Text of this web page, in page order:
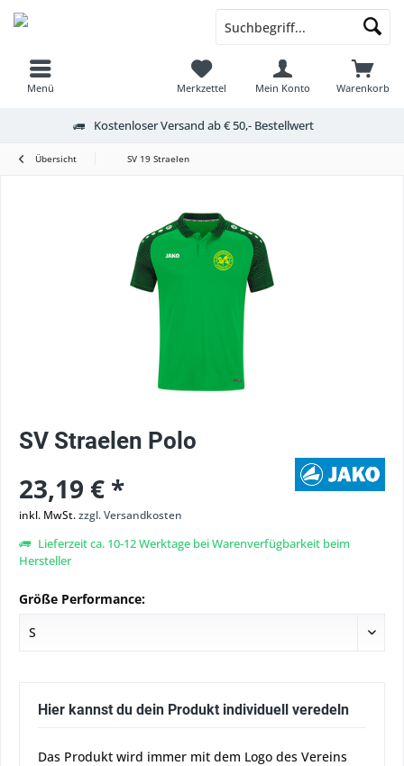
Menü Warenkorb
Merkzettel Mein Konto
Kostenloser Versand ab € 50,- Bestellwert
Übersicht SV 19 Straelen
SV Straelen Polo
23,19 € *
inkl. MwSt.zzgl. Versandkosten
Lieferzeit ca. 10-12 Werktage bei Warenverfügbarkeit beim
Hersteller
Größe Performance:
Hier kannst du dein Produkt individuell veredeln
Das Produkt wird immer mit dem Logo des Vereins